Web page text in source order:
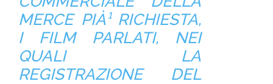
MERCE PIÀ¹ RICHIESTA,
I FILM PARLATI, NEI
QUALI LA
REGISTRAZIONE DEL